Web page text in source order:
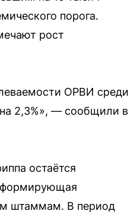
порога.
рост
ОРВИ среди
на 2,3%», — сообщили в
остаётся
формирующая
штаммам. В период